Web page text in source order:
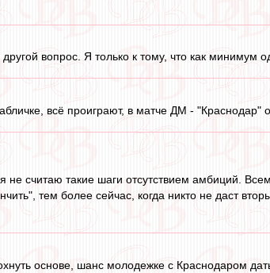
вопрос. Я только к тому, что как минимум
всё проиграют, в матче ДМ - "Краснодар"
не считаю такие шаги отсутствием амбиций.
тем более сейчас, когда никто не даст
основе, шанс молодежке с Краснодаром